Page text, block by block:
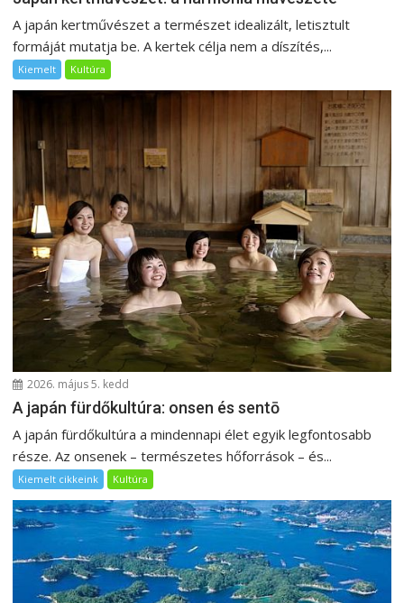
A japán kertművészet a természet idealizált, letisztult
formáját mutatja be. A kertek célja nem a díszítés,...
Kiemelt Kultúra
2026. május 5. kedd
A japán fürdőkultúra: onsen és sentō
A japán fürdőkultúra a mindennapi élet egyik legfontosabb
része. Az onsenek – természetes hőforrások – és...
Kiemelt cikkeink Kultúra